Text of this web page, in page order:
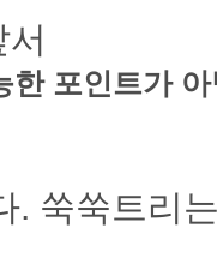
한 포인트가
. 쑥쑥트리